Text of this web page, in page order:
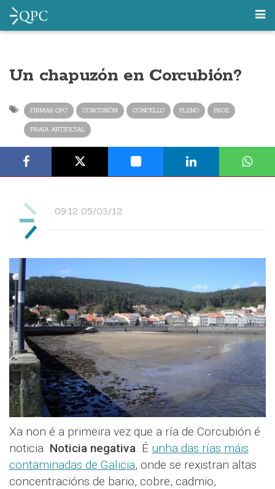
Un chapuzón en Corcubión?
FIRMAS QPC CORCUBIÓN CONCELLO PLENO PSOE
PRAIA ARTIFICIAL
09:12 05/03/12
Xa non é a primeira vez que a ría de Corcubión é
noticia. Noticia negativa. É unha das rías máis
contaminadas de Galicia, onde se rexistran altas
concentracións de bario, cobre, cadmio,